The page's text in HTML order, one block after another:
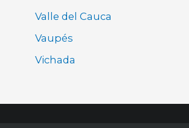
Valle del Cauca
Vaupés
Vichada